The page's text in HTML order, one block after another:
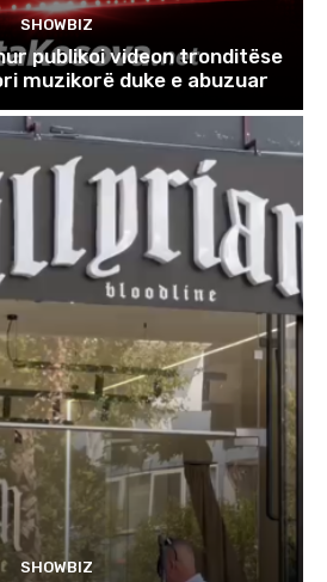
SHOWBIZ
publikoi videon tronditëse
muzikorë duke e abuzuar
SHOWBIZ